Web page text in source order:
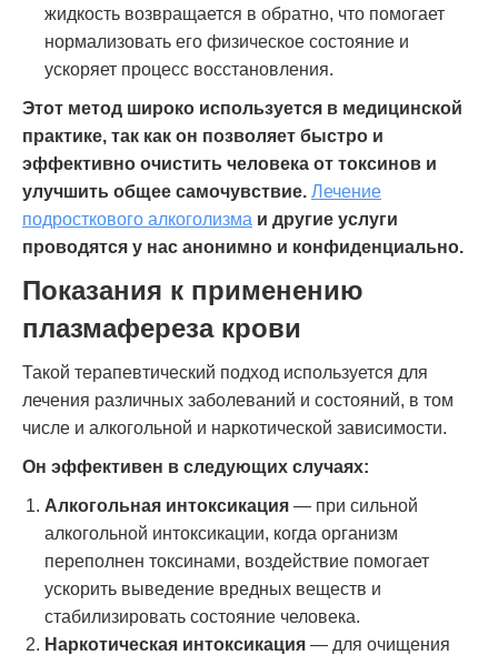
жидкость возвращается в обратно, что помогает
нормализовать его физическое состояние и
ускоряет процесс восстановления.
Этот метод широко используется в медицинской
практике, так как он позволяет быстро и
эффективно очистить человека от токсинов и
улучшить общее самочувствие. Лечение
подросткового алкоголизма и другие услуги
проводятся у нас анонимно и конфиденциально.
Показания к применению
плазмафереза крови
Такой терапевтический подход используется для
лечения различных заболеваний и состояний, в том
числе и алкогольной и наркотической зависимости.
Он эффективен в следующих случаях:
Алкогольная интоксикация — при сильной
алкогольной интоксикации, когда организм
переполнен токсинами, воздействие помогает
ускорить выведение вредных веществ и
стабилизировать состояние человека.
Наркотическая интоксикация — для очищения